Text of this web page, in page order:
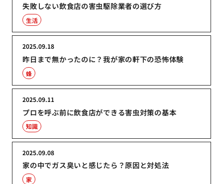
失敗しない飲食店の害虫駆除業者の選び方
生活
昨日まで無かったのに？我が家の軒下の恐怖体験
2025.09.18
蜂
プロを呼ぶ前に飲食店ができる害虫対策の基本
2025.09.11
知識
家の中でガス臭いと感じたら？原因と対処法
2025.09.08
家